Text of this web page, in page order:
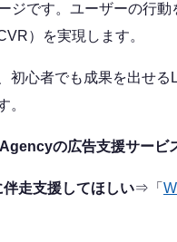
ジです。ユーザーの行動
）を実現します。
初心者でも成果を出せる
。
の広告支援サービ
伴走支援してほしい⇒「